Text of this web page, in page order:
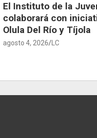
El Instituto de la
colaborará con
Olula Del Río y Tíjola
agosto 4, 2026 LC